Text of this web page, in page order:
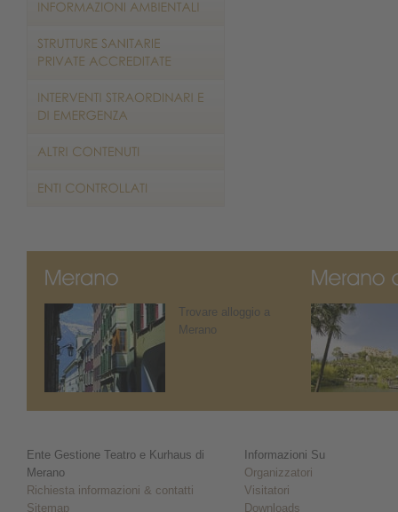
Trovare alloggio a
Merano
Ente Gestione Teatro e Kurhaus di
Merano
Richiesta informazioni & contatti
Sitemap
Informazioni Su
Organizzatori
Visitatori
Downloads